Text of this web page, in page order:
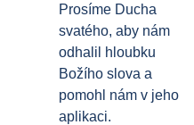
Prosíme Ducha
svatého, aby nám
odhalil hloubku
Božího slova a
pomohl nám v jeho
aplikaci.